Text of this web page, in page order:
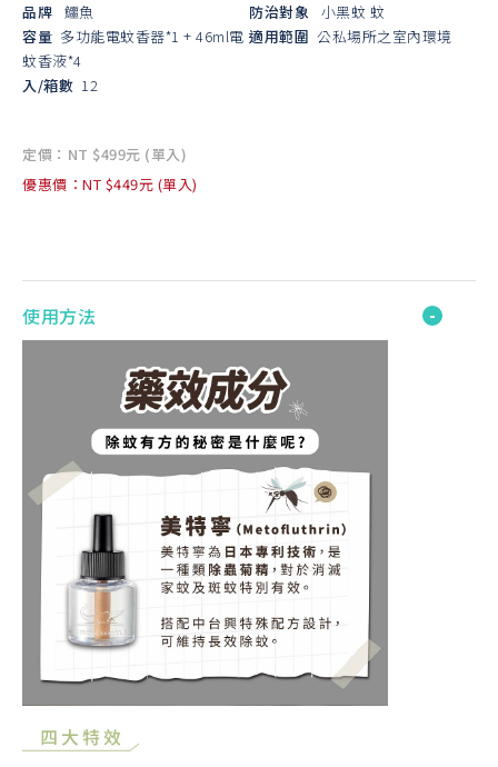
品牌 鱷魚
容量 多功能電蚊香器*1 + 46ml電
蚊香液*4
入/箱數 12
防治對象 小黑蚊 蚊
適用範圍 公私場所之室內環境
定價：NT $499元 (單入)
優惠價：NT $449元 (單入)
使用方法